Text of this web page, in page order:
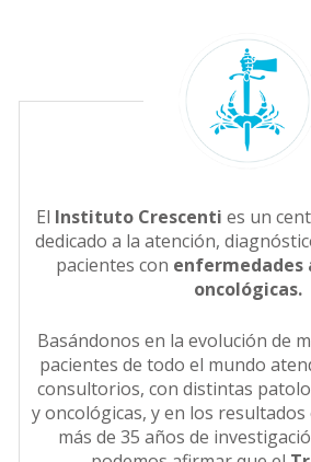
El Instituto Crescenti es un
dedicado a la atención,
pacientes con enfermedades
oncológicas.
Basándonos en la evolución de
pacientes de todo el mundo
consultorios, con distintas
y oncológicas, y en los
más de 35 años de